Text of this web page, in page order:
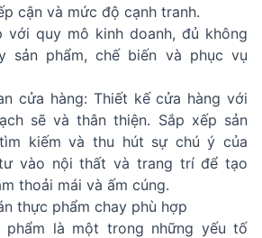
cận và mức độ cạnh tranh.
với quy mô kinh doanh, đủ không
sản phẩm, chế biến và phục vụ
cửa hàng: Thiết kế cửa hàng với
sẽ và thân thiện. Sắp xếp sản
kiếm và thu hút sự chú ý của
vào nội thất và trang trí để tạo
thoải mái và ấm cúng.
thực phẩm chay phù hợp
phẩm là một trong những yếu tố